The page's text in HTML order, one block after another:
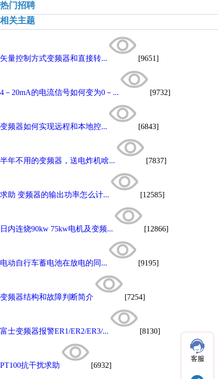
热门招聘
相关主题
矢量控制方式变频器和直接转... [9651]
4－20mA的电流信号如何变为0－... [9732]
变频器如何实现远程和本地控... [6843]
半年不用的变频器，送电炸机啥... [7837]
求助 变频器的输出功率怎么计... [12585]
日内连烧90kw 75kw电机及变频... [12866]
电动自行车蓄电池在放电的同... [9195]
变频器结构和故障判断简介 [7254]
富士变频器报警ER1/ER2/ER3/... [8130]
PT100抗干扰求助 [6932]
客服